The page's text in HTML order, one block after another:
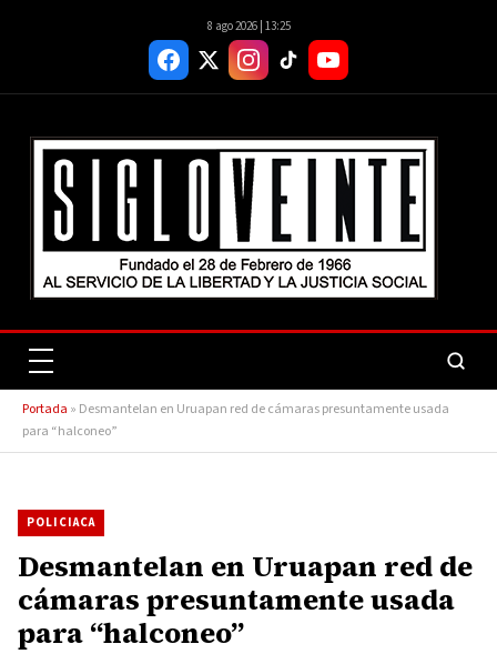
8 ago 2026 | 13:25
Portada » Desmantelan en Uruapan red de cámaras presuntamente usada
para “halconeo”
POLICIACA
Desmantelan en Uruapan red de
cámaras presuntamente usada
para “halconeo”